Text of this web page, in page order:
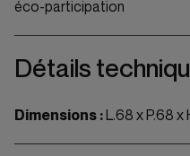
éco-participation
Détails
Dimensions :L.68 x P.68 x